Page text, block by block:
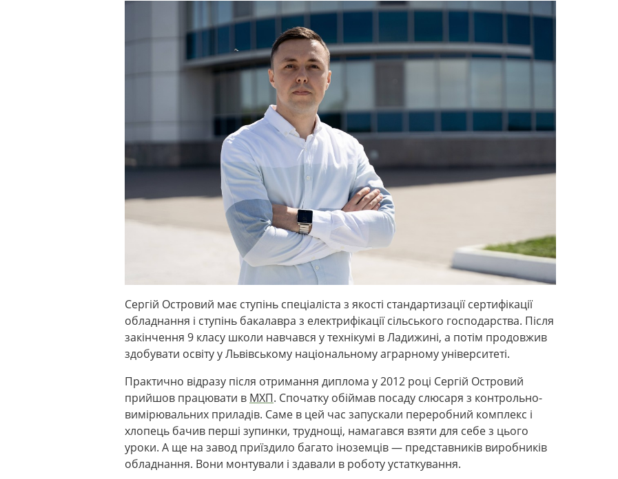
Сергій Островий має ступінь спеціаліста з якості стандартизації сертифікації
обладнання і ступінь бакалавра з електрифікації сільського господарства. Після
закінчення 9 класу школи навчався у технікумі в Ладижині, а потім продовжив
здобувати освіту у Львівському національному аграрному університеті.
Практично відразу після отримання диплома у 2012 році Сергій Островий
прийшов працювати в МХП. Спочатку обіймав посаду слюсаря з контрольно-
вимірювальних приладів. Саме в цей час запускали переробний комплекс і
хлопець бачив перші зупинки, труднощі, намагався взяти для себе з цього
уроки. А ще на завод приїздило багато іноземців— представників виробників
обладнання. Вони монтували і здавали в роботу устаткування.